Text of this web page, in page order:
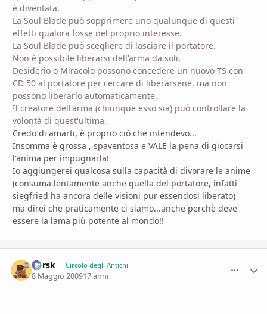
è diventata.
La Soul Blade può sopprimere uno qualunque di questi
effetti qualora fosse nel proprio interesse.
La Soul Blade può scegliere di lasciare il portatore.
Non è possibile liberarsi dell'arma da soli.
Desiderio o Miracolo possono concedere un nuovo TS con
CD 50 al portatore per cercare di liberarsene, ma non
possono liberarlo automaticamente.
Il creatore dell'arma (chiunque esso sia) può controllare la
volontà di quest'ultima.
Credo di amarti, è proprio ciò che intendevo...
Insomma è grossa , spaventosa e VALE la pena di giocarsi
l'anima per impugnarla!
Io aggiungerei qualcosa sulla capacità di divorare le anime
(consuma lentamente anche quella del portatore, infatti
siegfried ha ancora delle visioni pur essendosi liberato)
ma direi che praticamente ci siamo...anche perchè deve
essere la lama più potente al mondo!!
Kursk Circolo degli Antichi
8 Maggio 200917 anni